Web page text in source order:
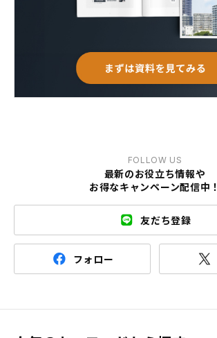
FOLLOW US
最新のお役立ち情報や
お得なキャンペーン配信中！
友だち登録
フォロー